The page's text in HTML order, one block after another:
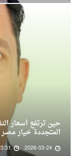
حين ترتفع أسعار
المتجددة خيار
2026-03-24